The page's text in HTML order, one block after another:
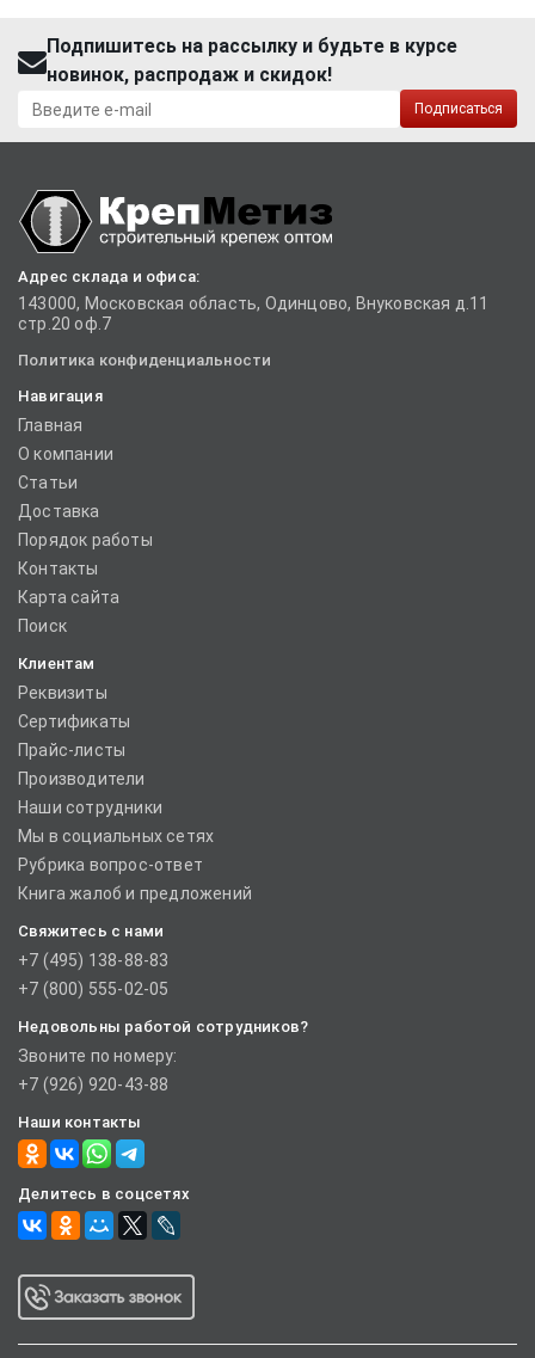
Подпишитесь на рассылку и будьте в курсе
новинок, распродаж и скидок!
Подписаться
Адрес склада и офиса:
143000, Московская область, Одинцово, Внуковская д.11
стр.20 оф.7
Политика конфиденциальности
Навигация
Главная
О компании
Статьи
Доставка
Порядок работы
Контакты
Карта сайта
Поиск
Клиентам
Реквизиты
Сертификаты
Прайс-листы
Производители
Наши сотрудники
Мы в социальных сетях
Рубрика вопрос-ответ
Книга жалоб и предложений
Свяжитесь с нами
+7 (495) 138-88-83
+7 (800) 555-02-05
Недовольны работой сотрудников?
Звоните по номеру:
+7 (926) 920-43-88
Наши контакты
Делитесь в соцсетях